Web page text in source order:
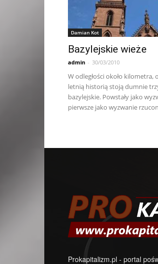
Damian Kot
Bazylejskie wieże
admin - 30/03/2010
W odległości około kilometra,
letnią historią stoją dumnie
bazylejskie. Powstały jako
pierwsze jako wyzwanie
Prokapitalizm.pl - portal